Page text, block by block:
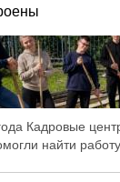
Кадровые
найти